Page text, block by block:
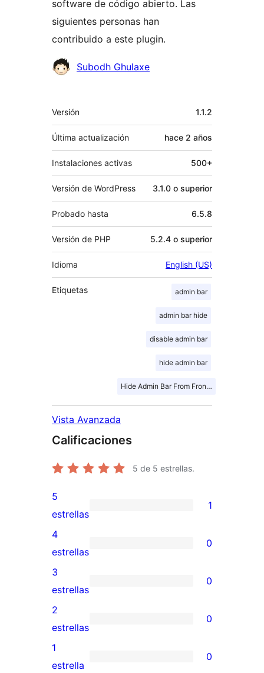
software de código abierto. Las
siguientes personas han
contribuido a este plugin.
Colaboradores
Subodh Ghulaxe
Meta
Versión 1.1.2
Última actualización hace 2 años
Instalaciones activas 500+
Versión de WordPress 3.1.0 o superior
Probado hasta 6.5.8
Versión de PHP 5.2.4 o superior
Idioma English (US)
Etiquetas admin bar
admin bar hide
disable admin bar
hide admin bar
Hide Admin Bar From Front End
Vista Avanzada
Calificaciones
5 de 5 estrellas.
1
valoración
de
5
estrellas
5
estrellas
1
0
valoraciones
de
4
estrellas
4
estrellas
0
0
valoraciones
de
3
estrellas
3
estrellas
0
0
valoraciones
de
2
estrellas
0
0
1
estrella
0